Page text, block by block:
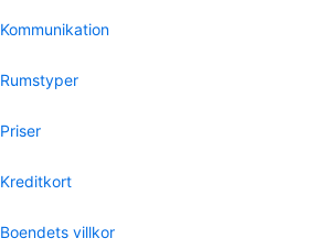
Kommunikation
Rumstyper
Priser
Kreditkort
Boendets villkor